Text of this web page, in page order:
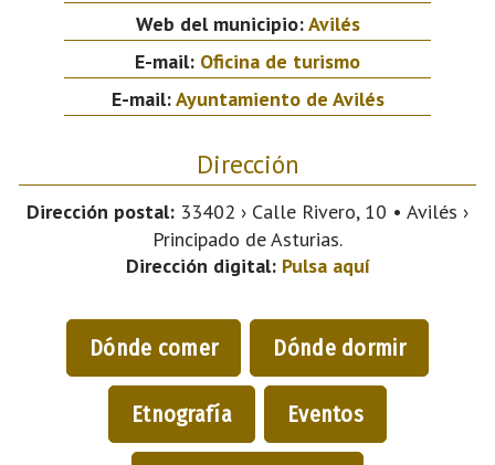
Web del municipio:Avilés
E-mail: Oficina de turismo
E-mail:Ayuntamiento de Avilés
Dirección
Dirección postal: 33402 › Calle Rivero, 10 • Avilés ›
Principado de Asturias.
Dirección digital: Pulsa aquí
Dónde comer Dónde dormir
Etnografía Eventos